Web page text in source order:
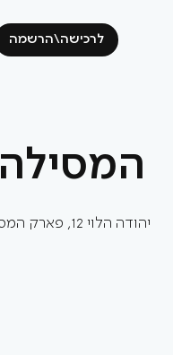
לרכישה\הרשמה
המסילה
יהודה הלוי 12, פארק המסילה תל אביב